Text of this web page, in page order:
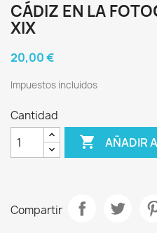
CÁDIZ EN LA
XIX
20,00 €
Impuestos incluidos
Cantidad
 AÑADIR
Compartir